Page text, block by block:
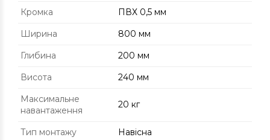
Кромка
ПВХ 0,5 мм
Ширина
800 мм
Глибина
200 мм
Висота
240 мм
Максимальне
навантаження
20 кг
Тип монтажу Навісна